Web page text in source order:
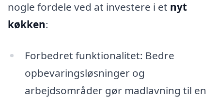
nogle fordele ved at investere i et nyt
køkken:
Forbedret funktionalitet: Bedre
opbevaringsløsninger og
arbejdsområder gør madlavning til en